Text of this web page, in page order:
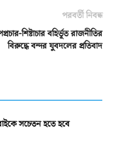
পরবর্তী নিবন্ধ
শিষ্টাচার বহির্ভূত রাজনীতির
বিরুদ্ধে বন্দর যুবদলের প্রতিবাদ
সচেতন হতে হবে